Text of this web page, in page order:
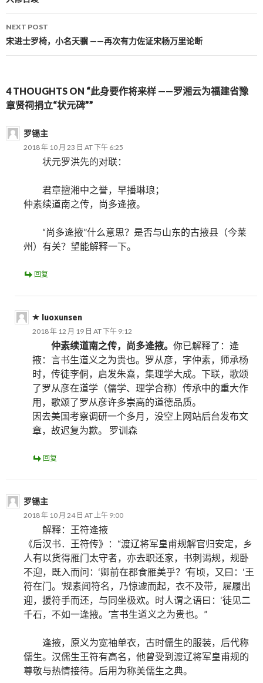
NEXT POST
宋进士罗椅，小名天骥 ——再次有力佐证宋杨万里论断
4 THOUGHTS ON “此身要作将来样 ——罗湘云为福建省豫
章贤祠捐立“状元碑””
罗锡主
2018 年 10 月 23 日 AT 下午 6:25
状元罗洪先的对联：
君章擅湘中之誉，早播琳琅；
仲素续道南之传，尚多逄掖。
“尚多逄掖”什么意思？是否与山东的古掖县（今莱
州）有关？望能解释一下。
回复
luoxunsen
2018 年 12 月 19 日 AT 下午 9:12
仲素续道南之传，尚多逄掖。 你已解释了：逄
掖：言书生道义之为贵也。罗从彦，字仲素，师承杨
时，传徒李侗，启发朱熹，集理学大成。下联，歌颂
了罗从彦在道学（儒学、理学合称）传承中的重大作
用，歌颂了罗从彦许多崇高的道德品质。
因去美国考察调研一个多月，没空上网站后台发布文
章，故迟复为歉。 罗训森
回复
罗锡主
2018 年 10 月 24 日 AT 上午 9:00
解释：王符逄掖
《后汉书．王符传》：“渡辽将军皇甫规解官归安定，乡
人有以货得雁门太守者，亦去职还家，书刺谒规，规卧
不迎，既入而问：‘卿前在郡食雁美乎？’有顷，又曰：‘王
符在门。’规素闻符名，乃惊遽而起，衣不及带，屣履出
迎，援符手而还，与同坐极欢。时人谓之语曰：‘徒见二
千石，不如一逢掖。’言书生道义之为贵也。”
逢掖，原义为宽袖单衣，古时儒生的服装，后代称
儒生。汉儒生王符有高名，他曾受到渡辽将军皇甫规的
尊敬与热情接待。后用为称美儒生之典。